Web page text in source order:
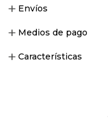
Envíos
Medios de pago
Características